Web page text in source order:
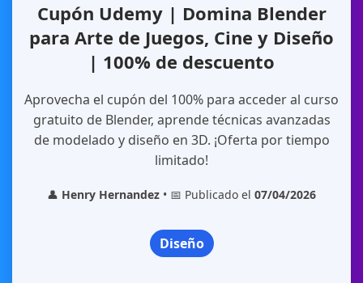
Cupón Udemy | Domina Blender
para Arte de Juegos, Cine y Diseño
| 100% de descuento
Aprovecha el cupón del 100% para acceder al curso
gratuito de Blender, aprende técnicas avanzadas
de modelado y diseño en 3D. ¡Oferta por tiempo
limitado!
👤 Henry Hernandez • 📅 Publicado el 07/04/2026
Diseño